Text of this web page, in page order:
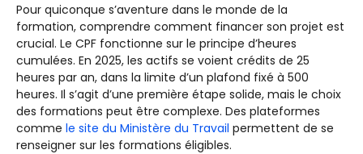
Pour quiconque s’aventure dans le monde de la
formation, comprendre comment financer son projet est
crucial. Le CPF fonctionne sur le principe d’heures
cumulées. En 2025, les actifs se voient crédits de 25
heures par an, dans la limite d’un plafond fixé à 500
heures. Il s’agit d’une première étape solide, mais le choix
des formations peut être complexe. Des plateformes
comme le site du Ministère du Travail permettent de se
renseigner sur les formations éligibles.